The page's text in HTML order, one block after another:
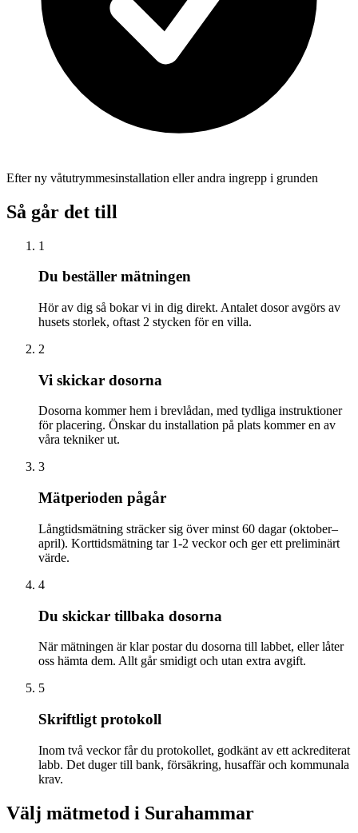
Efter ny våtutrymmesinstallation eller andra ingrepp i grunden
Så går det till
1
Du beställer mätningen
Hör av dig så bokar vi in dig direkt. Antalet dosor avgörs av
husets storlek, oftast 2 stycken för en villa.
2
Vi skickar dosorna
Dosorna kommer hem i brevlådan, med tydliga instruktioner
för placering. Önskar du installation på plats kommer en av
våra tekniker ut.
3
Mätperioden pågår
Långtidsmätning sträcker sig över minst 60 dagar (oktober–
april). Korttidsmätning tar 1-2 veckor och ger ett preliminärt
värde.
4
Du skickar tillbaka dosorna
När mätningen är klar postar du dosorna till labbet, eller låter
oss hämta dem. Allt går smidigt och utan extra avgift.
5
Skriftligt protokoll
Inom två veckor får du protokollet, godkänt av ett ackrediterat
labb. Det duger till bank, försäkring, husaffär och kommunala
krav.
Välj mätmetod i Surahammar